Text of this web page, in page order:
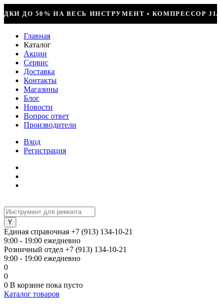
• КОМПРЕССОР JIAXIPERA T1114YB, 170ВТ, R-
Главная
Каталог
Акции
Сервис
Доставка
Контакты
Магазины
Блог
Новости
Вопрос ответ
Производители
Вход
Регистрация
Единая справочная +7 (913) 134-10-21
9:00 - 19:00 ежедневно
Розничный отдел +7 (913) 134-10-21
9:00 - 19:00 ежедневно
0
0
0 В корзине пока пусто
Каталог товаров